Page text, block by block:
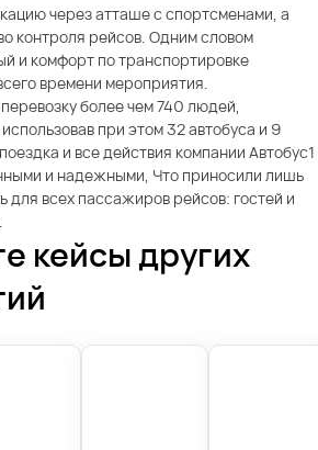
через атташе с спортсменами, а
контроля рейсов. Одним словом
и комфорт по транспортировке
времени мероприятия.
более чем 740 людей,
при этом 32 автобуса и 9
и все действия компании Автобус1
и надежными, Что приносили лишь
для всех пассажиров рейсов: гостей и
кейсы других